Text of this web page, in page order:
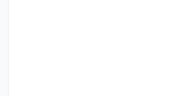
اخبار در خبرنامه ما عضو شوید